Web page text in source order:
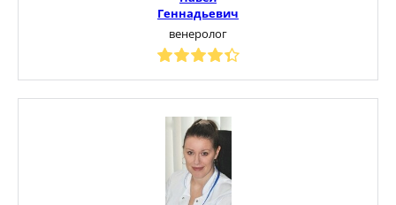
Геннадьевич
венеролог